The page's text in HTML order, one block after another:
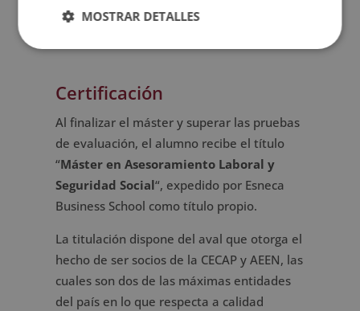
ajena como si se factura como autónomo a
Certificación
Al finalizar el máster y superar las pruebas
de evaluación, el alumno recibe el título
“Máster en Asesoramiento Laboral y
Seguridad Social“, expedido por Esneca
Business School como título propio.
La titulación dispone del aval que otorga el
hecho de ser socios de la CECAP y AEEN, las
cuales son dos de las máximas entidades
del país en lo que respecta a calidad
MOSTRAR DETALLES